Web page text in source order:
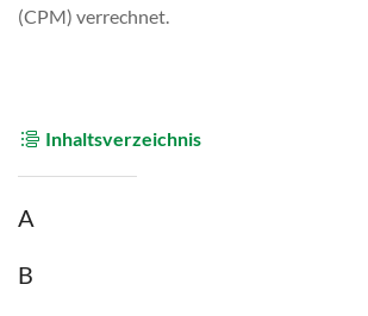
Inhaltsverzeichnis
A
B
(CPM) verrechnet.